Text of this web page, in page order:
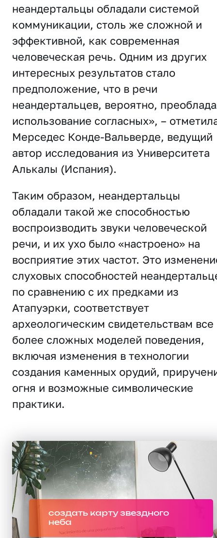
неандертальцы обладали системой
коммуникации, столь же сложной и
эффективной, как современная
человеческая речь. Одним из других
интересных результатов стало
предположение, что в речи
неандертальцев, вероятно,
использование согласных», –
Мерседес Конде-Вальверде, ведущий
автор исследования из Университета
Алькалы (Испания).
Таким образом, неандертальцы
обладали такой же способностью
воспроизводить звуки человеческой
речи, и их ухо было «настроено» на
восприятие этих частот. Это
слуховых способностей
по сравнению с их предками из
Атапуэрки, соответствует
археологическим свидетельствам все
более сложных моделей поведения,
включая изменения в технологии
создания каменных орудий,
огня и возможные символические
практики.
создать карту звездного
неба